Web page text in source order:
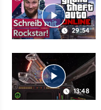
29:54
13:48